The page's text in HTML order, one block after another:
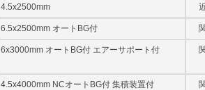
4.5x2500mm
6.5x2500mm オートBG付
6x3000mm オートBG付 エアーサポート付
4.5x4000mm NCオートBG付 集積装置付